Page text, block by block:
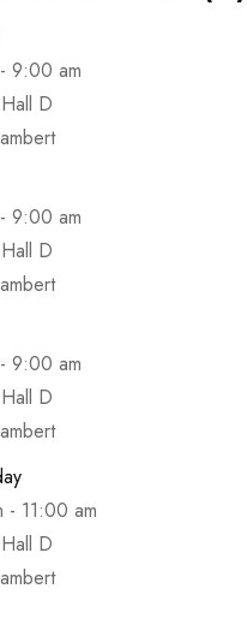
- 9:00 am
D
- 9:00 am
D
- 9:00 am
D
- 11:00 am
D